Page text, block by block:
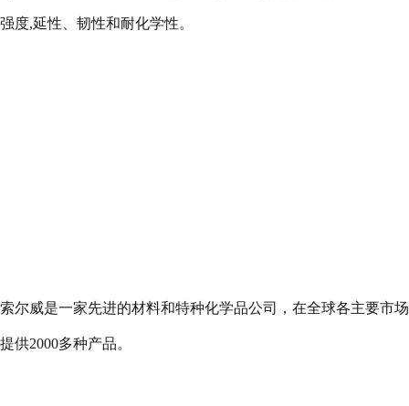
强度,延性、韧性和耐化学性。
索尔威是一家先进的材料和特种化学品公司，在全球各主要市场
提供2000多种产品。